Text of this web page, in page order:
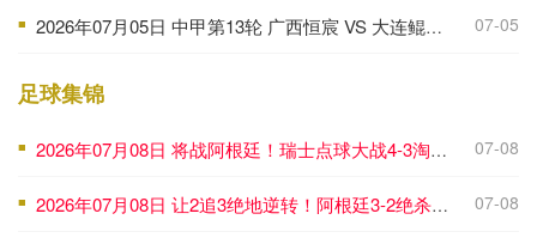
■ 2026年07月05日 中甲第13轮 广西恒宸 VS 大连鲲城 全场录像 07-05
足球集锦
■ 2026年07月08日 将战阿根廷！瑞士点球大战4-3淘汰哥伦比亚 D·桑切斯、库乔失点 07-08
■ 2026年07月08日 让2追3绝地逆转！阿根廷3-2绝杀埃及进8强 梅西传射+失点恩佐绝杀 07-08